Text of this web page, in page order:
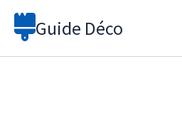
Aller
Guide Déco